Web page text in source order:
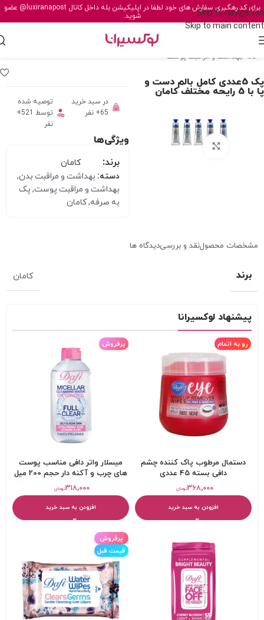
Skip to navigation
Skip to main content
برای کد رهگیری سفارش های خود لطفا در اپلیکیشن بله داخل کانال@luxiranapost عضو
شوید.
خانه /بهداشت و مراقبت پوست
پک 5عددی کامل بالم دست و
پا با 5 رایحه مختلف کامان
برای بزرگنمایی کلیک کنید
در سبد خرید
65+ نفر
توصیه شده
توسط 521+
نفر
ویژگی‌ها
برند:
کامان
دسته: بهداشت و مراقبت بدن,
بهداشت و مراقبت پوست, پک
به صرفه,کامان
مشخصات محصولنقد و بررسیدیدگاه ها
برند کامان
پیشنهاد لوکسیرانا
رو به اتمام
دستمال مرطوب پاک کننده چشم
دافی بسته 45 عددی
تومان۳۶۸,۰۰۰
افزودن به سبد خرید
پرفروش
میسلار واتر دافی مناسب پوست
های چرب و آکنه دار حجم 200 میل
تومان۳۱۸,۰۰۰
افزودن به سبد خرید
پرفروش
قیمت قبل